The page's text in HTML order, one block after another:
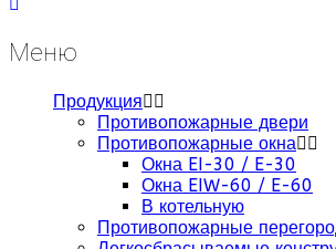
Меню
Продукция
Противопожарные двери
Противопожарные окна
Окна EI-30 / E-30
Окна EIW-60 / E-60
В котельную
Противопожарные